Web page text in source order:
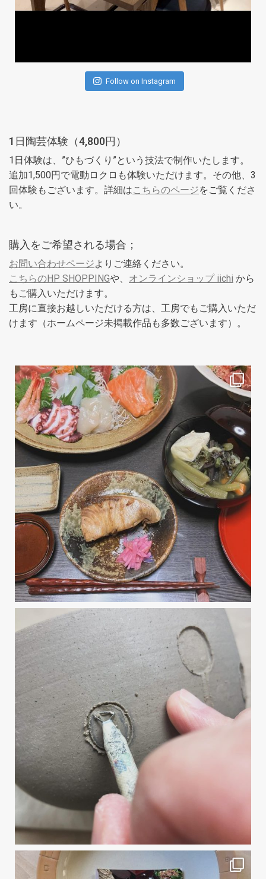
Follow on Instagram
1日陶芸体験（4,800円）
1日体験は、”ひもづくり”という技法で制作いたします。
追加1,500円で電動ロクロも体験いただけます。その他、3
回体験もございます。詳細はこちらのページをご覧くださ
い。
購入をご希望される場合；
お問い合わせページよりご連絡ください。
こちらのHP SHOPPINGや、 オンラインショップ iichi から
もご購入いただけます。
工房に直接お越しいただける方は、工房でもご購入いただ
けます（ホームページ未掲載作品も多数ございます）。